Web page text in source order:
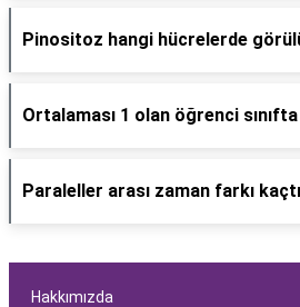
Pinositoz hangi hücrelerde
Ortalaması 1 olan öğrenci sınıfta
Paraleller arası zaman farkı
Hakkımızda